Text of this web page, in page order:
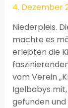
4. Dezember
Niederpleis.
machte es
erlebten die
vom Verein
Igelbabys
gefunden